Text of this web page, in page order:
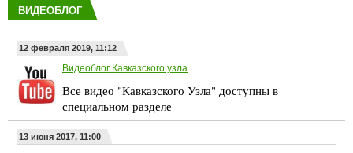
ВИДЕОБЛОГ
12 февраля 2019, 11:12
Видеоблог Кавказского узла
Все видео "Кавказского Узла" доступны в
специальном разделе
13 июня 2017, 11:00